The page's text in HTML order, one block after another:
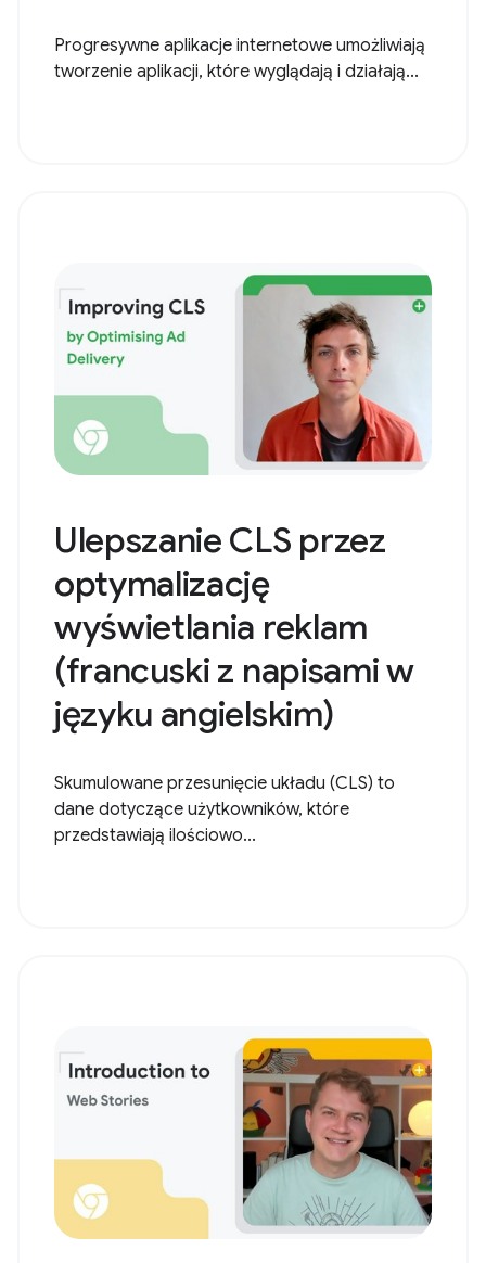
Progresywne aplikacje internetowe umożliwiają
tworzenie aplikacji, które wyglądają i działają...
Ulepszanie CLS przez
optymalizację
wyświetlania reklam
(francuski z napisami w
języku angielskim)
Skumulowane przesunięcie układu (CLS) to
dane dotyczące użytkowników, które
przedstawiają ilościowo...